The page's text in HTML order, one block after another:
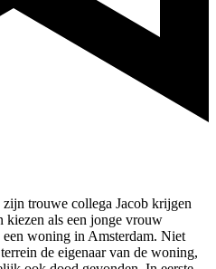
trouwe collega Jacob krijgen
kiezen als een jonge vrouw
woning in Amsterdam. Niet
de eigenaar van de woning,